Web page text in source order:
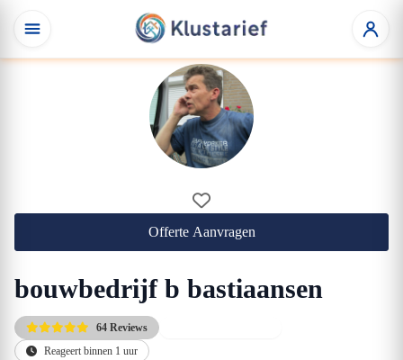
Offerte Aanvragen
bouwbedrijf b bastiaansen
64 Reviews
Reageert binnen 1 uur